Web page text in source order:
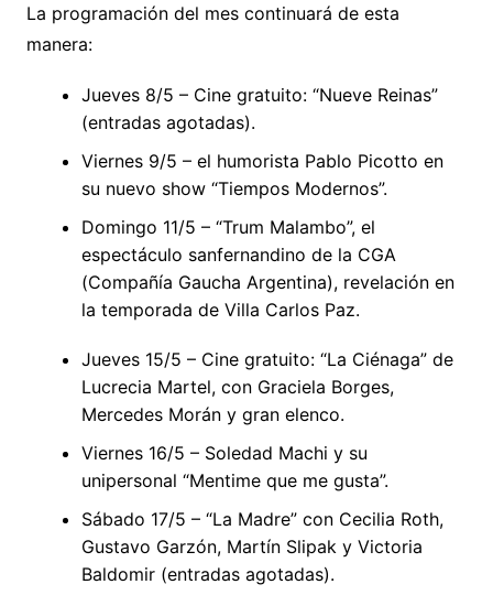
La programación del mes continuará de esta
manera:
Jueves 8/5 – Cine gratuito: “Nueve Reinas”
(entradas agotadas).
Viernes 9/5 – el humorista Pablo Picotto en
su nuevo show “Tiempos Modernos”.
Domingo 11/5 – “Trum Malambo”, el
espectáculo sanfernandino de la CGA
(Compañía Gaucha Argentina), revelación en
la temporada de Villa Carlos Paz.
Jueves 15/5 – Cine gratuito: “La Ciénaga” de
Lucrecia Martel, con Graciela Borges,
Mercedes Morán y gran elenco.
Viernes 16/5 – Soledad Machi y su
unipersonal “Mentime que me gusta”.
Sábado 17/5 – “La Madre” con Cecilia Roth,
Gustavo Garzón, Martín Slipak y Victoria
Baldomir (entradas agotadas).